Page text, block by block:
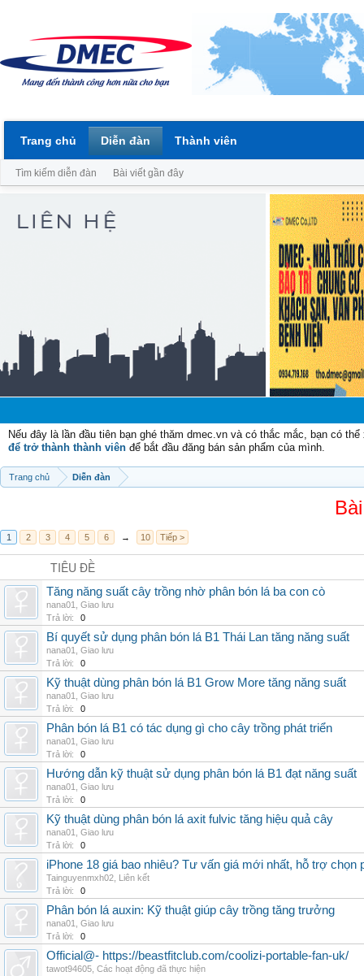
Nếu đây là lần đầu tiên bạn ghé thăm dmec.vn và có thắc mắc, bạn có
để trở thành thành viên để bắt đầu đăng bán sản phẩm của mình.
Trang chủ Diễn đàn
1 2 3 4 5 6 → 10 Tiếp >
TIÊU ĐỀ
Tăng năng suất cây trồng nhờ phân bón lá ba con cò
nana01
Giao lưu
Trả lời:
0
Bí quyết sử dụng phân bón lá B1 Thái Lan tăng năng suất
nana01
Giao lưu
Trả lời:
0
Kỹ thuật dùng phân bón lá B1 Grow More tăng năng suất
nana01
Giao lưu
Trả lời:
0
Phân bón lá B1 có tác dụng gì cho cây trồng phát triển
nana01
Giao lưu
Trả lời:
0
Hướng dẫn kỹ thuật sử dụng phân bón lá B1 đạt năng suất
nana01
Giao lưu
Trả lời:
0
Kỹ thuật dùng phân bón lá axit fulvic tăng hiệu quả cây
nana01
Giao lưu
Trả lời:
0
iPhone 18 giá bao nhiêu? Tư vấn giá mới nhất, hỗ trợ chọn
Tainguyenmxh02 Liên kết
Trả lời:
0
Phân bón lá auxin: Kỹ thuật giúp cây trồng tăng trưởng
nana01
Giao lưu
Trả lời:
0
Official@- https://beastfitclub.com/coolizi-portable-fan-uk/
tawot94605 Các hoạt động đã thực hiện
Trang chủ Diễn đàn
Tìm kiếm diễn đàn Bài viết gần đây
Thành viên